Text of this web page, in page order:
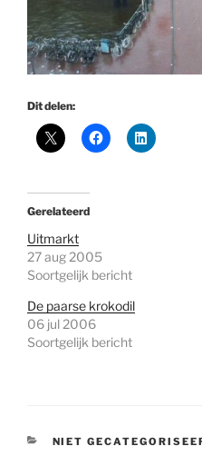
Dit delen:
Gerelateerd
Uitmarkt
27 aug 2005
Soortgelijk bericht
De paarse krokodil
06 jul 2006
Soortgelijk bericht
CATEGORIEËN
NIET